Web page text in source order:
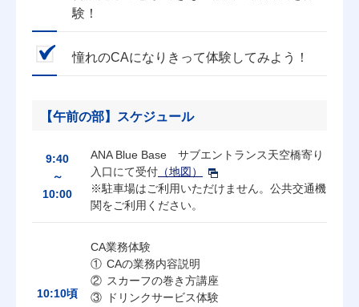
験！
憧れのCAになりきって体験してみよう！
【午前の部】スケジュール
9:40
～
10:00
ANA Blue Base サブエントランス天空橋寄り
入口にて受付 （地図）
※駐車場はご利用いただけません。公共交通機
関をご利用ください。
10:10頃
CA業務体験
CAの業務内容説明
スカーフの巻き方講座
ドリンクサービス体験